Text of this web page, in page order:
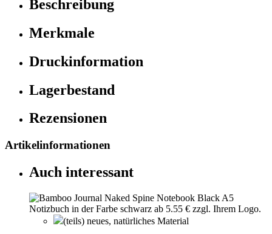
Beschreibung
Merkmale
Druckinformation
Lagerbestand
Rezensionen
Artikelinformationen
Auch interessant
(teils) neues, natürliches Material